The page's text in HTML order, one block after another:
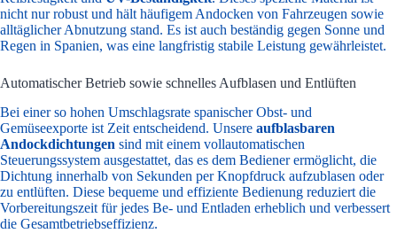
nicht nur robust und hält häufigem Andocken von Fahrzeugen sowie
alltäglicher Abnutzung stand. Es ist auch beständig gegen Sonne und
Regen in Spanien, was eine langfristig stabile Leistung gewährleistet.
Automatischer Betrieb sowie schnelles Aufblasen und Entlüften
Bei einer so hohen Umschlagsrate spanischer Obst- und
Gemüseexporte ist Zeit entscheidend. Unsere aufblasbaren
Andockdichtungen sind mit einem vollautomatischen
Steuerungssystem ausgestattet, das es dem Bediener ermöglicht, die
Dichtung innerhalb von Sekunden per Knopfdruck aufzublasen oder
zu entlüften. Diese bequeme und effiziente Bedienung reduziert die
Vorbereitungszeit für jedes Be- und Entladen erheblich und verbessert
die Gesamtbetriebseffizienz.